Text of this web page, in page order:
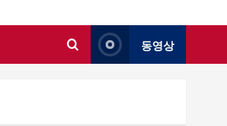
동영상